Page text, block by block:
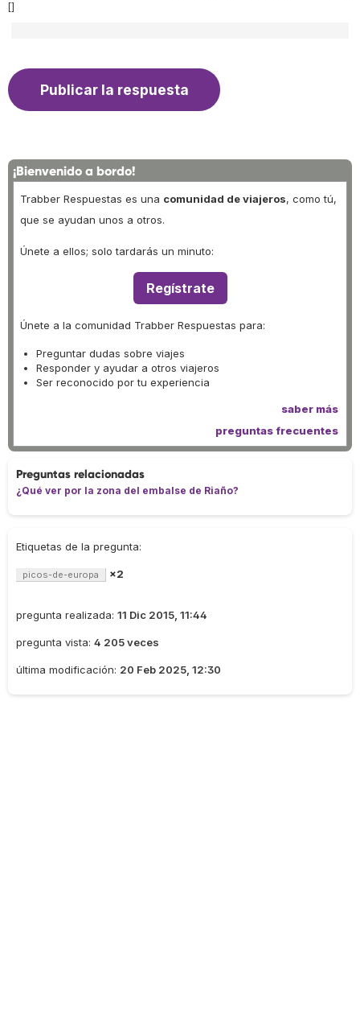
[]
¡Bienvenido a bordo!
Trabber Respuestas es una comunidad de viajeros, como tú,
que se ayudan unos a otros.
Únete a ellos; solo tardarás un minuto:
Regístrate
Únete a la comunidad Trabber Respuestas para:
Preguntar dudas sobre viajes
Responder y ayudar a otros viajeros
Ser reconocido por tu experiencia
saber más
preguntas frecuentes
Preguntas relacionadas
¿Qué ver por la zona del embalse de Riaño?
Etiquetas de la pregunta:
picos-de-europa ×2
pregunta realizada: 11 Dic 2015, 11:44
pregunta vista: 4 205 veces
última modificación: 20 Feb 2025, 12:30